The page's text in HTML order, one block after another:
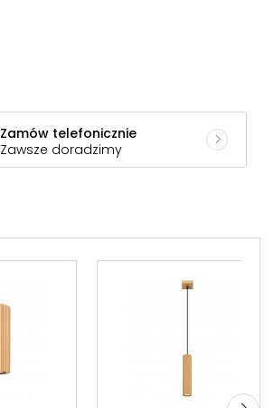
Zamów telefonicznie
Zawsze doradzimy